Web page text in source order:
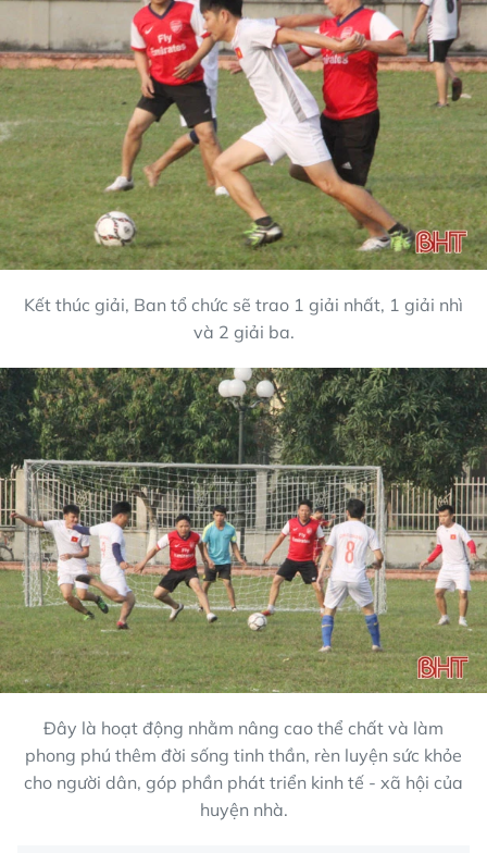
Kết thúc giải, Ban tổ chức sẽ trao 1 giải nhất, 1 giải nhì
và 2 giải ba.
Đây là hoạt động nhằm nâng cao thể chất và làm
phong phú thêm đời sống tinh thần, rèn luyện sức khỏe
cho người dân, góp phần phát triển kinh tế - xã hội của
huyện nhà.